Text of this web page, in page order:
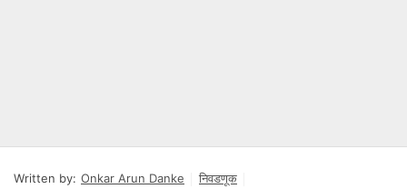
Written by: Onkar Arun Danke
निवडणूक